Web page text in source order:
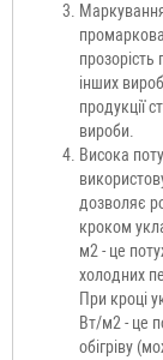
інших
продукції
вироби.
Висока
дозволяє
кроком
м2 - це
холодних
При кроці
Вт/м2 - це
обігріву